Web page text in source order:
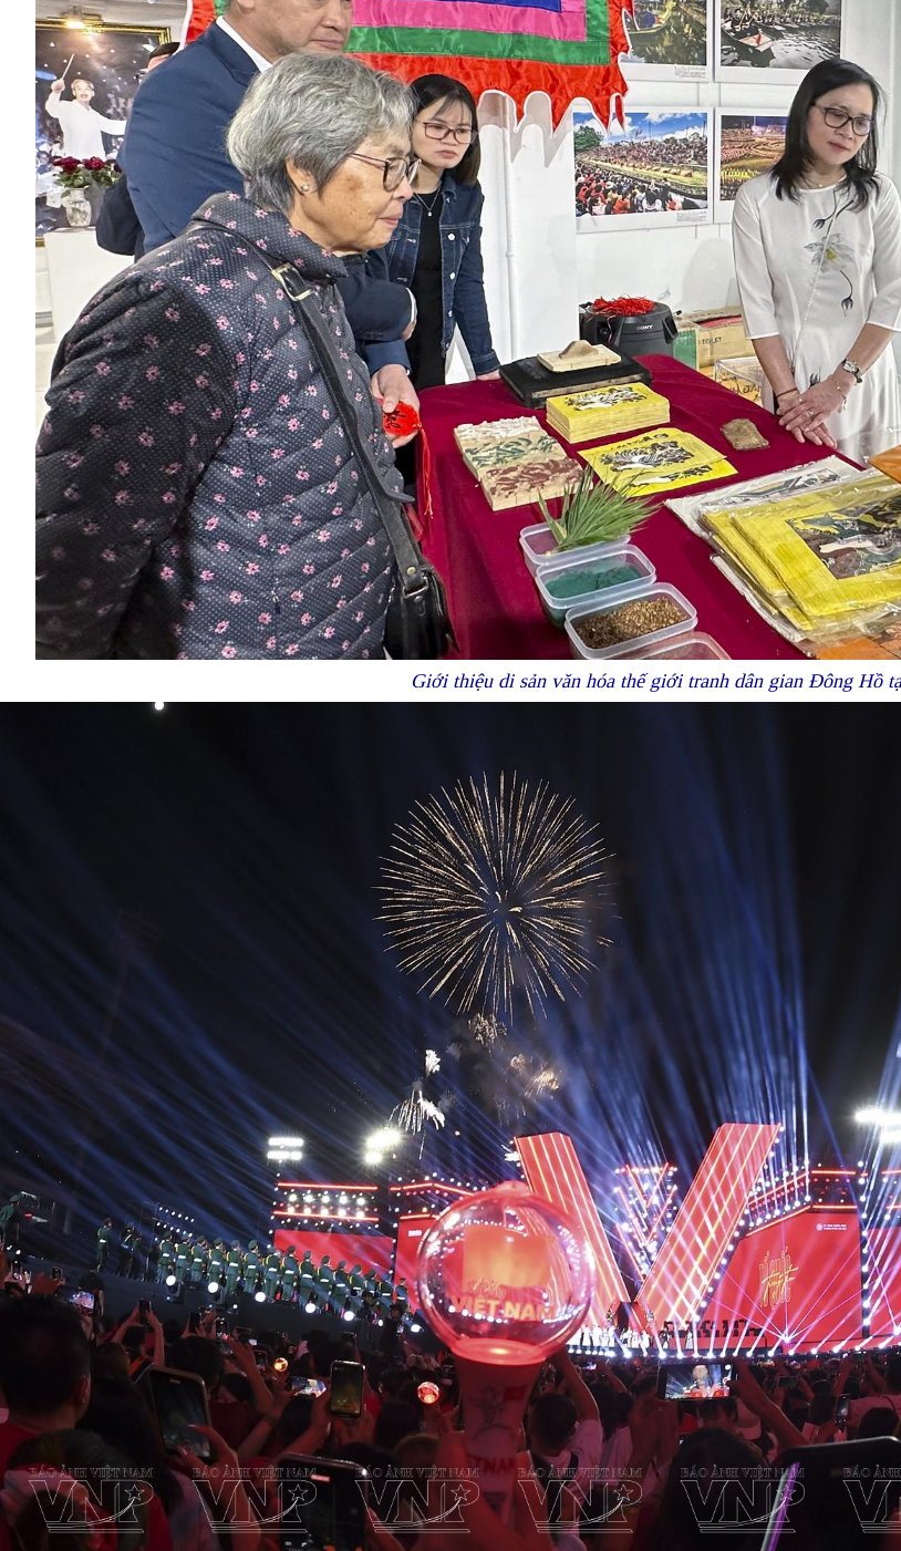
Giới thiệu di sản văn hóa thế giới tranh dân gian Đông Hồ